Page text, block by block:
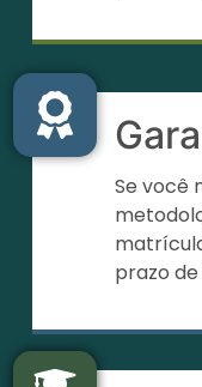
Se você
prazo de